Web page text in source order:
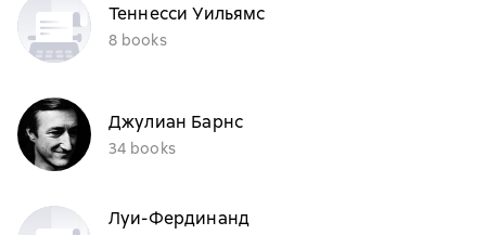
Теннесси Уильямс
8 books
Джулиан Барнс
34 books
Луи-Фердинанд